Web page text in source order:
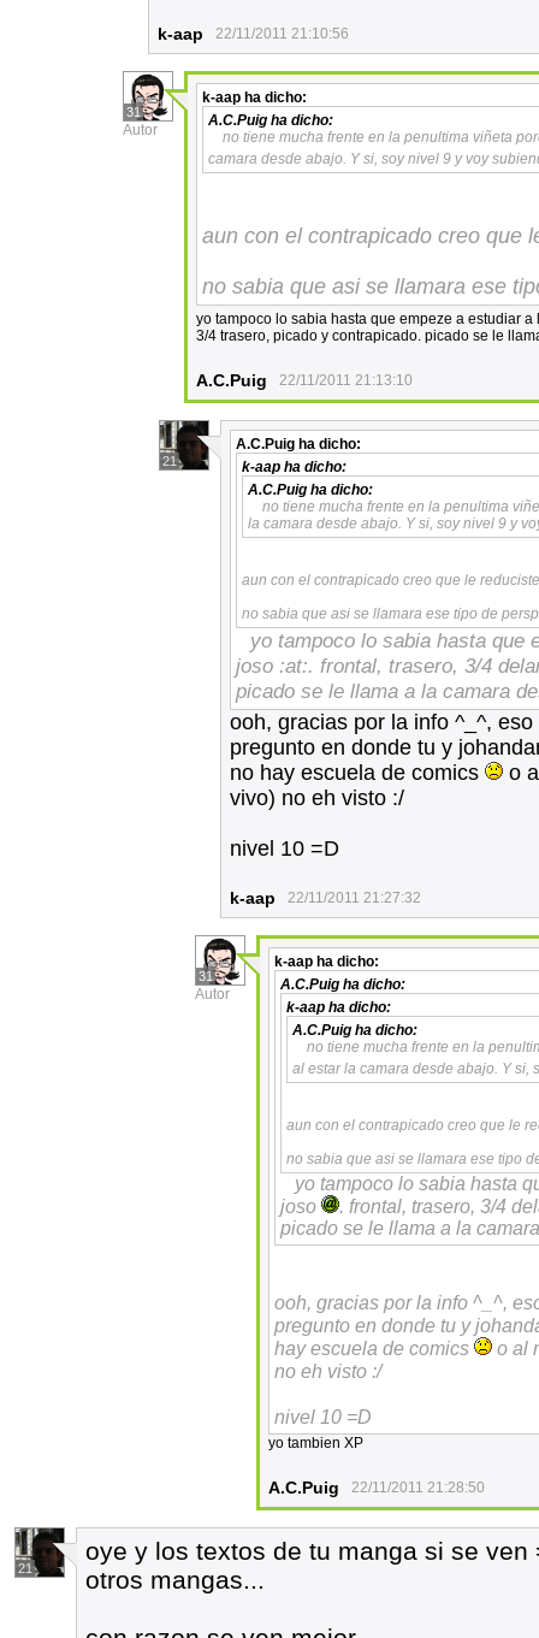
k-aap 22/11/2011 21:10:56
31
Autor
k-aap ha dicho:
A.C.Puig ha dicho:
no tiene mucha frente en la penultima viñeta
camara desde abajo. Y si, soy nivel 9 y voy
aun con el contrapicado creo que
no sabia que asi se llamara ese
yo tampoco lo sabia hasta que empeze a estudiar
3/4 trasero, picado y contrapicado. picado se le
A.C.Puig 22/11/2011 21:13:10
21
A.C.Puig ha dicho:
k-aap ha dicho:
A.C.Puig ha dicho:
no tiene mucha frente en la penultima
la camara desde abajo. Y si, soy nivel 9 y
aun con el contrapicado creo que le
no sabia que asi se llamara ese tipo de
yo tampoco lo sabia hasta que
joso :at:. frontal, trasero, 3/4
picado se le llama a la camara
ooh, gracias por la info ^_^,
pregunto en donde tu y
no hay escuela de comics
o
vivo) no eh visto :/
nivel 10 =D
k-aap 22/11/2011 21:27:32
31
Autor
k-aap ha dicho:
A.C.Puig ha dicho:
k-aap ha dicho:
A.C.Puig ha dicho:
no tiene mucha frente en la
al estar la camara desde abajo. Y si,
aun con el contrapicado creo que le
no sabia que asi se llamara ese tipo
yo tampoco lo sabia hasta
joso
. frontal, trasero, 3/4
picado se le llama a la
ooh, gracias por la info ^_^,
pregunto en donde tu y
hay escuela de comics
o al
no eh visto :/
nivel 10 =D
yo tambien XP
A.C.Puig 22/11/2011 21:28:50
21
oye y los textos de tu manga si se
otros mangas...